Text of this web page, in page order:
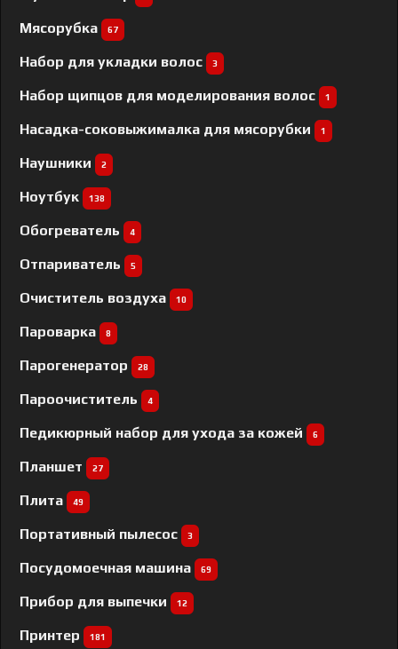
Мясорубка 67
Набор для укладки волос 3
Набор щипцов для моделирования волос 1
Насадка-соковыжималка для мясорубки 1
Наушники 2
Ноутбук 138
Обогреватель 4
Отпариватель 5
Очиститель воздуха 10
Пароварка 8
Парогенератор 28
Пароочиститель 4
Педикюрный набор для ухода за кожей 6
Планшет 27
Плита 49
Портативный пылесос 3
Посудомоечная машина 69
Прибор для выпечки 12
Принтер 181